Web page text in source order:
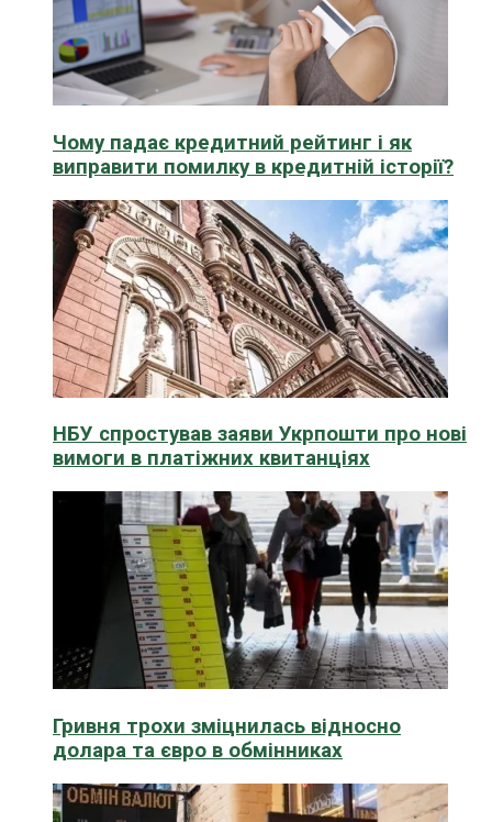
Чому падає кредитний рейтинг і як
виправити помилку в кредитній історії?
НБУ спростував заяви Укрпошти про нові
вимоги в платіжних квитанціях
Гривня трохи зміцнилась відносно
долара та євро в обмінниках